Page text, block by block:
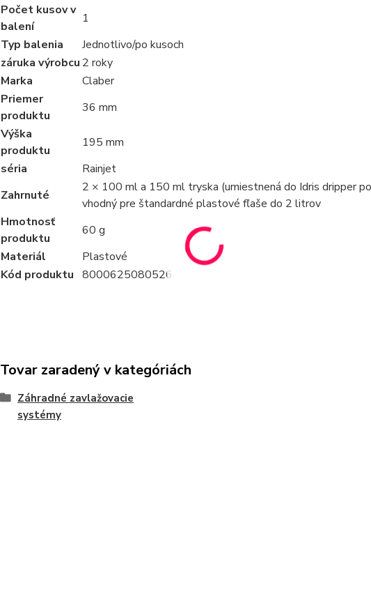
Počet kusov v
balení
1
Typ balenia
Jednotlivo/po kusoch
záruka výrobcu 2 roky
Marka
Claber
Priemer
produktu
36 mm
Výška
produktu
195 mm
séria
Rainjet
Zahrnuté
2 × 100 ml a 150 ml tryska (umiestnená do Idris dripper
vhodný pre štandardné plastové fľaše do 2 litrov
Hmotnosť
produktu
60 g
Materiál
Plastové
Kód produktu 8000625080526
Tovar zaradený v kategóriách
Záhradné zavlažovacie
systémy